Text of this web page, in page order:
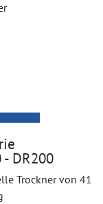
- DR200
Trockner von 41